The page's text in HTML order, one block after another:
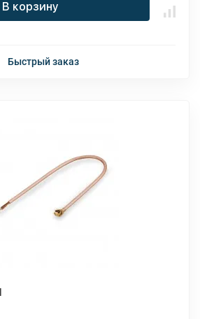
В корзину
Быстрый заказ